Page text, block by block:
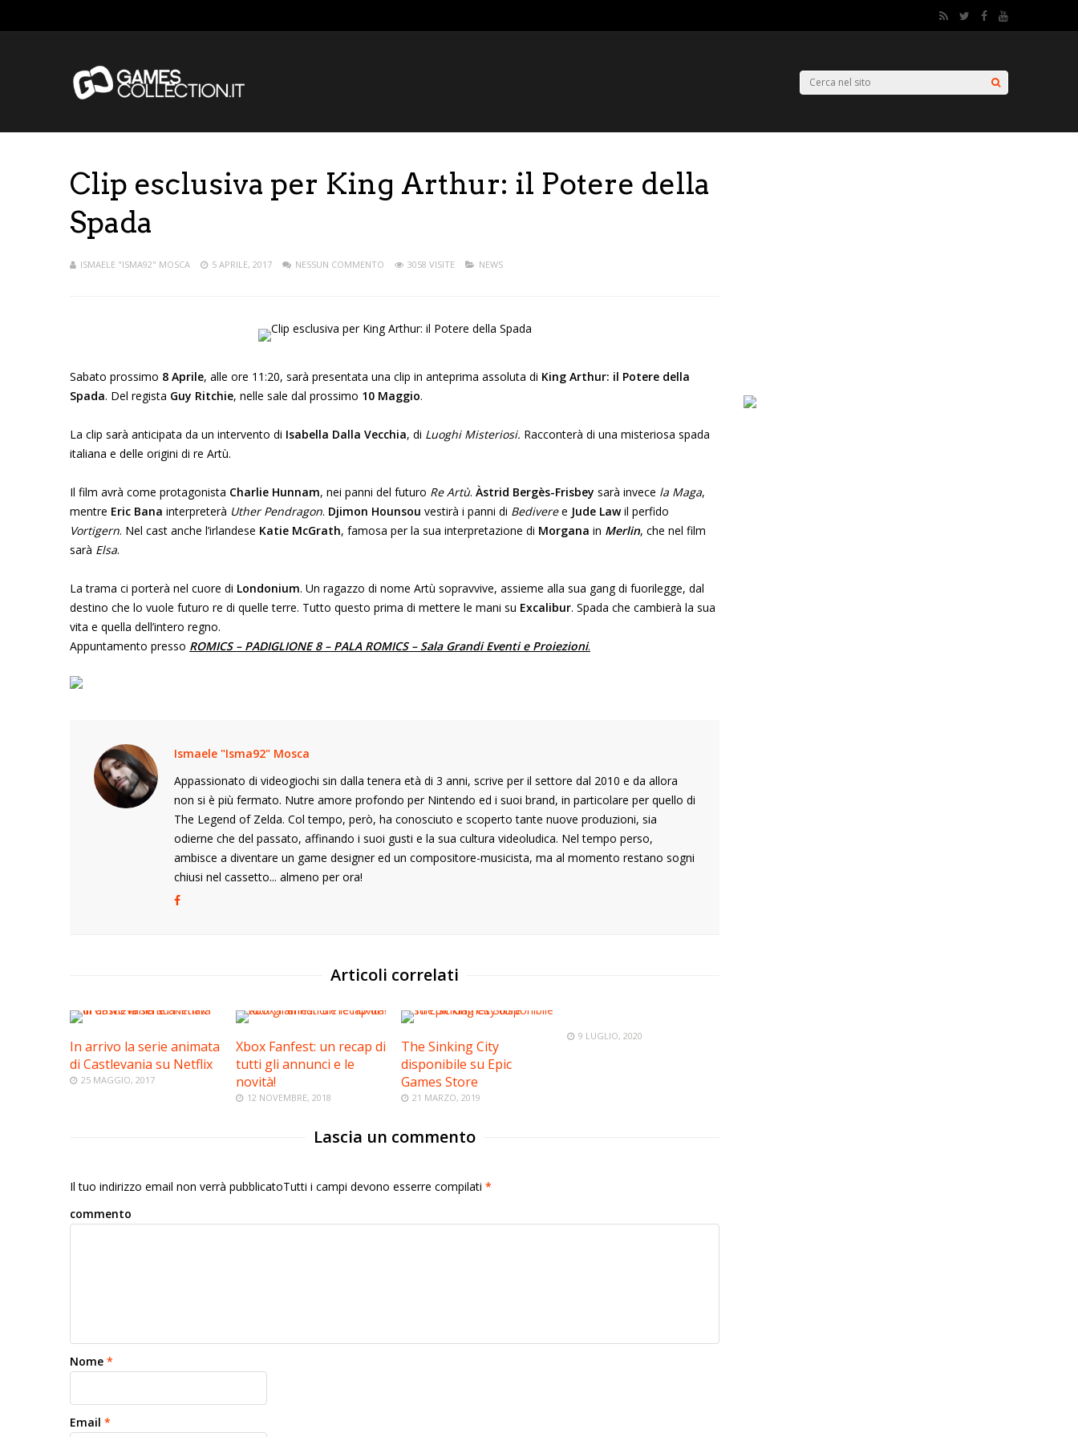
Clip esclusiva per King Arthur: il Potere della
Spada
ISMAELE "ISMA92" MOSCA 5 APRILE, 2017 NESSUN COMMENTO 3058 VISITE NEWS
Sabato prossimo 8 Aprile, alle ore 11:20, sarà presentata una clip in anteprima assoluta di King Arthur: il Potere della
Spada. Del regista Guy Ritchie, nelle sale dal prossimo 10 Maggio.
La clip sarà anticipata da un intervento di Isabella Dalla Vecchia, di Luoghi Misteriosi. Racconterà di una misteriosa spada
italiana e delle origini di re Artù.
Il film avrà come protagonista Charlie Hunnam, nei panni del futuro Re Artù. Àstrid Bergès-Frisbey sarà invece la Maga,
mentre Eric Bana interpreterà Uther Pendragon. Djimon Hounsou vestirà i panni di Bediveree Jude Lawil perfido
Vortigern. Nel cast anche l’irlandese Katie McGrath, famosa per la sua interpretazione di Morgana in Merlin, che nel film
sarà Elsa.
La trama ci porterà nel cuore di Londonium. Un ragazzo di nome Artù sopravvive, assieme alla sua gang di fuorilegge, dal
destino che lo vuole futuro re di quelle terre. Tutto questo prima di mettere le mani su Excalibur. Spada che cambierà la sua
vita e quella dell’intero regno.
Appuntamento presso ROMICS – PADIGLIONE 8 – PALA ROMICS – Sala Grandi Eventi e Proiezioni.
Ismaele "Isma92" Mosca
Appassionato di videogiochi sin dalla tenera età di 3 anni, scrive per il settore dal 2010 e da allora
non si è più fermato. Nutre amore profondo per Nintendo ed i suoi brand, in particolare per quello di
The Legend of Zelda. Col tempo, però, ha conosciuto e scoperto tante nuove produzioni, sia
odierne che del passato, affinando i suoi gusti e la sua cultura videoludica. Nel tempo perso,
ambisce a diventare un game designer ed un compositore-musicista, ma al momento restano sogni
chiusi nel cassetto... almeno per ora!
Articoli correlati
In arrivo la serie animata
di Castlevania su Netflix
25 MAGGIO, 2017
Xbox Fanfest: un recap di
tutti gli annunci e le
novità!
12 NOVEMBRE, 2018
The Sinking City
disponibile su Epic
Games Store
21 MARZO, 2019
9 LUGLIO, 2020
Lascia un commento
Il tuo indirizzo email non verrà pubblicatoTutti i campi devono esserre compilati *
commento
Nome *
Email *